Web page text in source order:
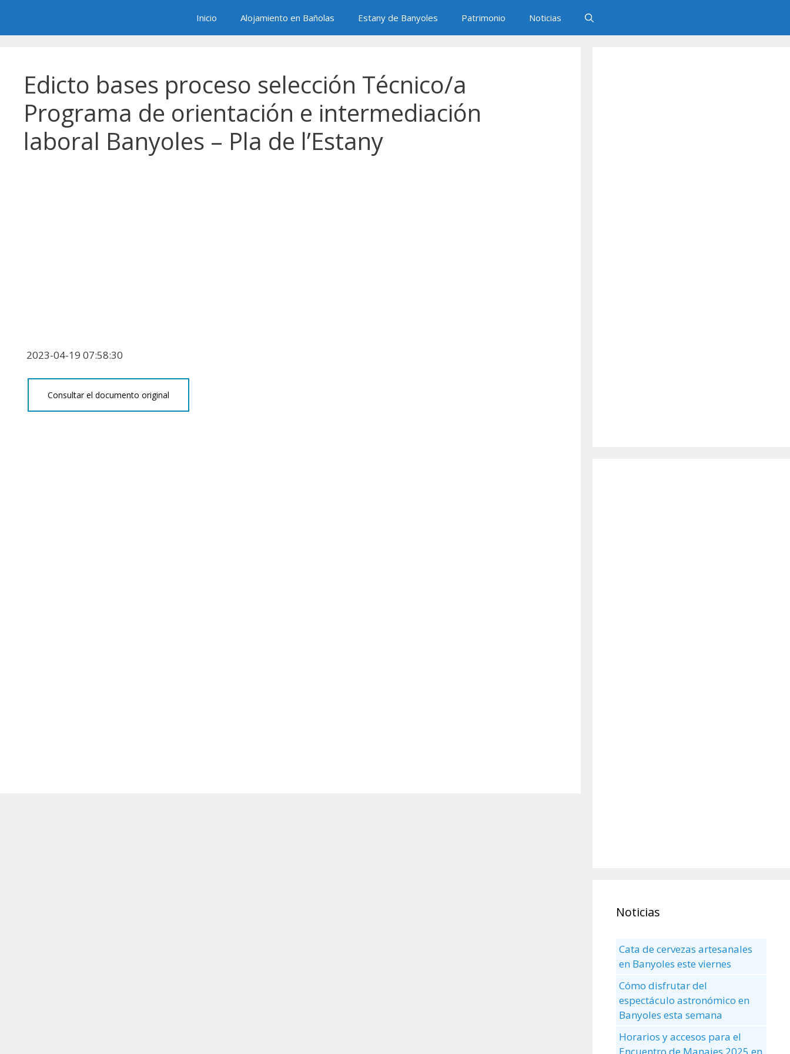
contenido
Inicio Alojamiento en Bañolas Estany de Banyoles Patrimonio Noticias
Edicto bases proceso selección Técnico/a
Programa de orientación e intermediación
laboral Banyoles – Pla de l’Estany
2023-04-19 07:58:30
Consultar el documento original
Noticias
Cata de cervezas artesanales
en Banyoles este viernes
Cómo disfrutar del
espectáculo astronómico en
Banyoles esta semana
Horarios y accesos para el